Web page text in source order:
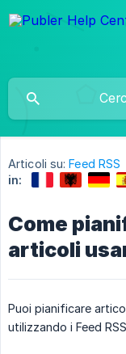
Articoli su: Feed RSS
in:
Come
articoli
Puoi pianificare
utilizzando i Feed